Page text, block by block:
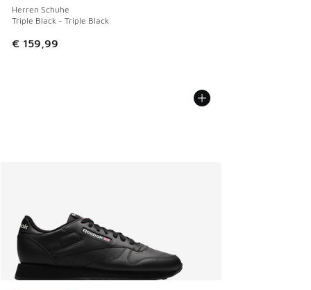
Herren Schuhe
Triple Black - Triple Black
€ 159,99